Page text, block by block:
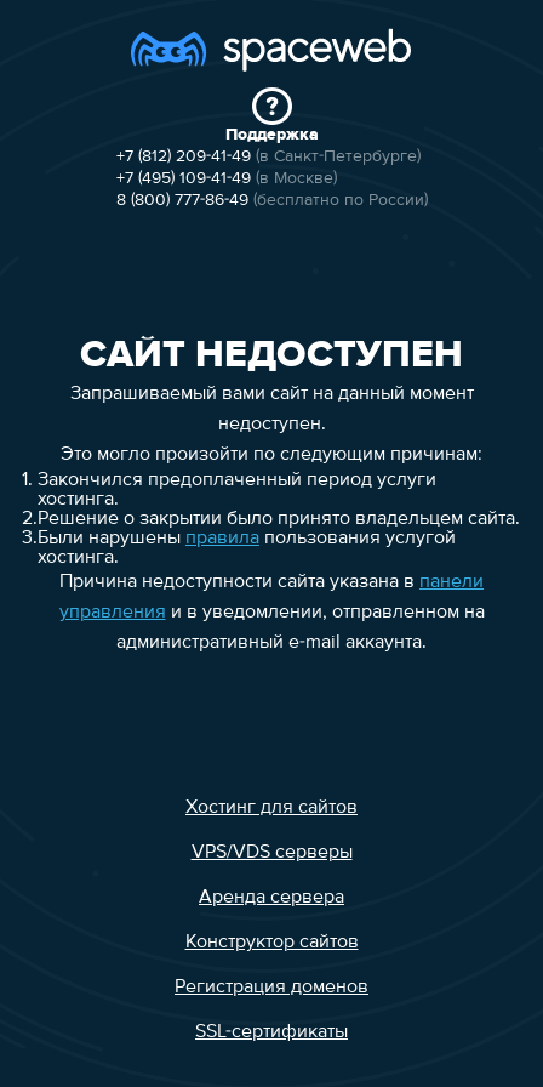
Поддержка
+7 (812) 209-41-49 (в Санкт-Петербурге)
+7 (495) 109-41-49 (в Москве)
8 (800) 777-86-49 (бесплатно по России)
САЙТ НЕДОСТУПЕН
Запрашиваемый вами сайт на данный момент
недоступен.
Это могло произойти по следующим причинам:
1. Закончился предоплаченный период услуги
хостинга.
2.Решение о закрытии было принято владельцем сайта.
3.Были нарушены правилапользования услугой
хостинга.
Причина недоступности сайта указана в панели
управления и в уведомлении, отправленном на
административный e-mail аккаунта.
Хостинг для сайтов
VPS/VDS серверы
Аренда сервера
Конструктор сайтов
Регистрация доменов
SSL-сертификаты